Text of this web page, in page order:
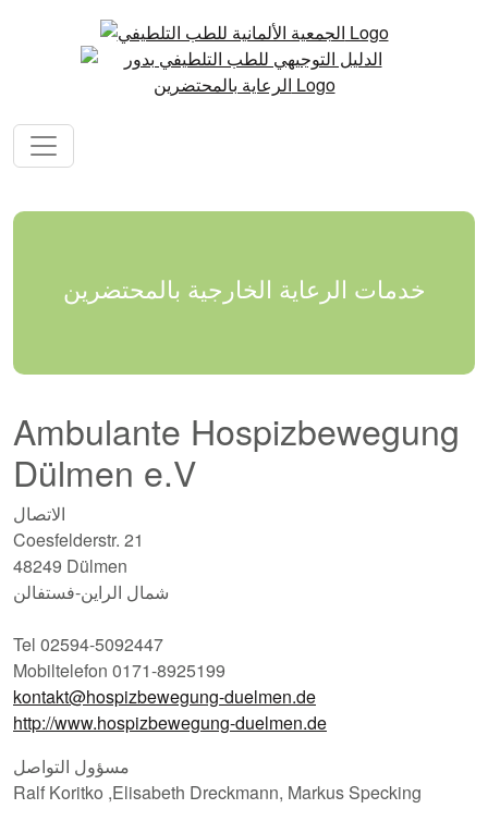
خدمات الرعاية الخارجية بالمحتضرين
Ambulante Hospizbewegung
Dülmen e.V
الاتصال
Coesfelderstr. 21
48249 Dülmen
شمال الراين-فستفالن
Tel 02594-5092447
Mobiltelefon 0171-8925199
kontakt@hospizbewegung-duelmen.de
http://www.hospizbewegung-duelmen.de
مسؤول التواصل
Ralf Koritko ,Elisabeth Dreckmann, Markus Specking